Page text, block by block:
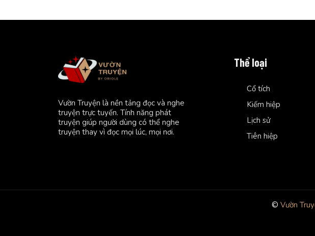
Vườn Truyện là nền tảng đọc và nghe
truyện trực tuyến. Tính năng phát
truyện giúp người dùng có thể nghe
truyện thay vì đọc mọi lúc, mọi nơi.
Thể loại
Cổ tích
Kiếm hiệp
Lịch sử
Tiên hiệp
© Vườn